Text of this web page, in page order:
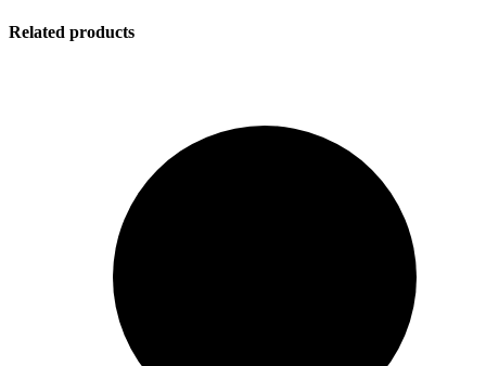
Related products